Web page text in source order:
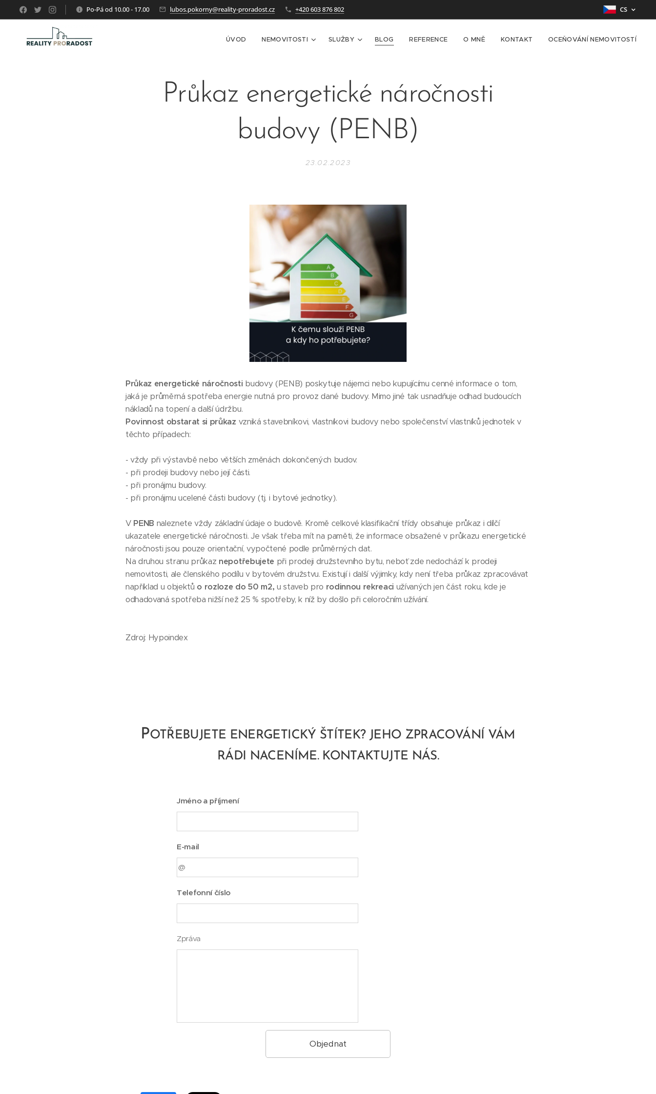
Po-Pá od 10.00 - 17.00 lubos.pokorny@reality-proradost.cz +420 603 876 802 CS
ÚVOD NEMOVITOSTI SLUŽBY BLOG REFERENCE O MNĚ KONTAKT OCEŇOVÁNÍ NEMOVITOSTÍ
Průkaz energetické náročnosti
budovy (PENB)
23.02.2023
Průkaz energetické náročnosti budovy (PENB) poskytuje nájemci nebo kupujícímu cenné informace o tom,
jaká je průměrná spotřeba energie nutná pro provoz dané budovy. Mimo jiné tak usnadňuje odhad budoucích
nákladů na topení a další údržbu.
Povinnost obstarat si průkaz vzniká stavebníkovi, vlastníkovi budovy nebo společenství vlastníků jednotek v
těchto případech:
- vždy při výstavbě nebo větších změnách dokončených budov.
- při prodeji budovy nebo její části.
- při pronájmu budovy.
- při pronájmu ucelené části budovy (tj. i bytové jednotky).
VPENB naleznete vždy základní údaje o budově. Kromě celkové klasifikační třídy obsahuje průkaz i dílčí
ukazatele energetické náročnosti. Je však třeba mít na paměti, že informace obsažené v průkazu energetické
náročnosti jsou pouze orientační, vypočtené podle průměrných dat.
Na druhou stranu průkaz nepotřebujete při prodeji družstevního bytu, neboť zde nedochází k prodeji
nemovitosti, ale členského podílu v bytovém družstvu. Existují i další výjimky, kdy není třeba průkaz zpracovávat
například u objektů o rozloze do 50 m2, u staveb pro rodinnou rekreaci užívaných jen část roku, kde je
odhadovaná spotřeba nižší než 25 % spotřeby, k níž by došlo při celoročním užívání.
Zdroj: Hypoindex
POTŘEBUJETE ENERGETICKÝ ŠTÍTEK? JEHO ZPRACOVÁNÍ VÁM
RÁDI NACENÍME. KONTAKTUJTE NÁS.
Jméno a příjmení
E-mail
Telefonní číslo
Zpráva
Objednat